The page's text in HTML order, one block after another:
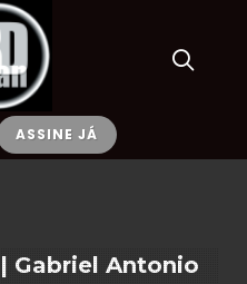
ASSINE JÁ
Gabriel Antonio